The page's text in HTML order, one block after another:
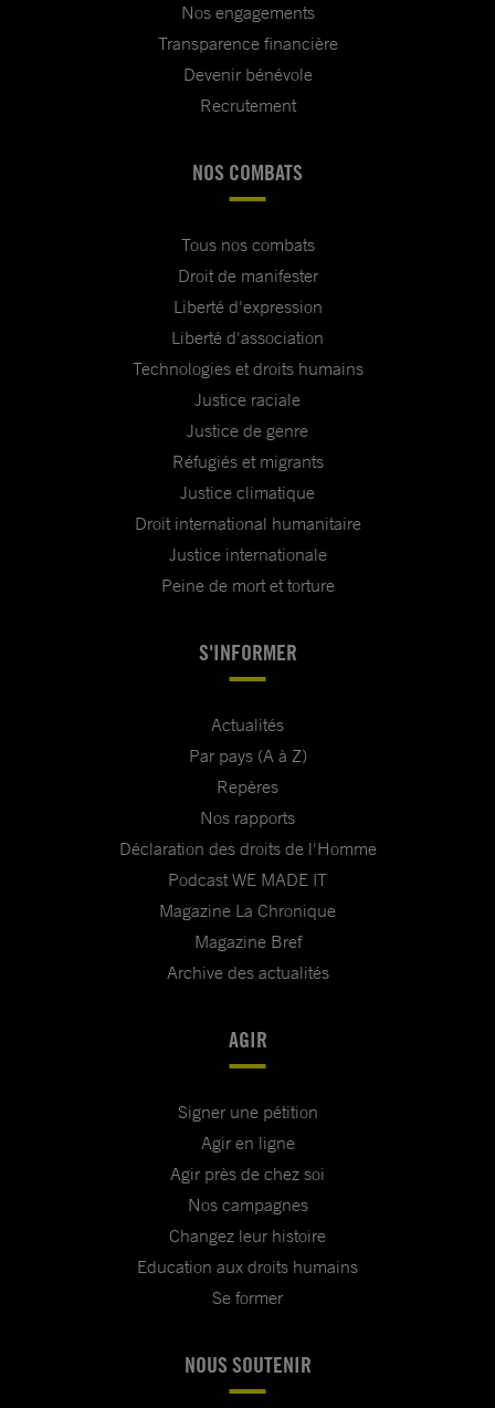
Nos engagements
Transparence financière
Devenir bénévole
Recrutement
NOS COMBATS
Tous nos combats
Droit de manifester
Liberté d'expression
Liberté d'association
Technologies et droits humains
Justice raciale
Justice de genre
Réfugiés et migrants
Justice climatique
Droit international humanitaire
Justice internationale
Peine de mort et torture
S'INFORMER
Actualités
Par pays (A à Z)
Repères
Nos rapports
Déclaration des droits de l'Homme
Podcast WE MADE IT
Magazine La Chronique
Magazine Bref
Archive des actualités
AGIR
Signer une pétition
Agir en ligne
Agir près de chez soi
Nos campagnes
Changez leur histoire
Education aux droits humains
Se former
NOUS SOUTENIR